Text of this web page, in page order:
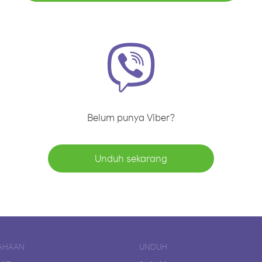
Belum punya Viber?
Unduh sekarang
UNDUH